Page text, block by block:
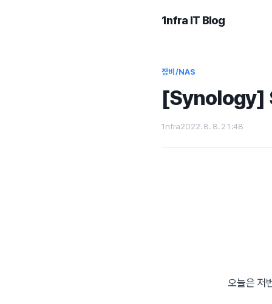
1nfra IT Blog
장비/NAS
[Synology]
1nfra2022. 8. 8. 21:48
오늘은 저